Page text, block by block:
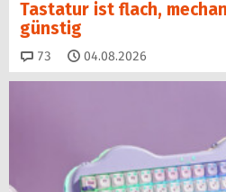
Tastatur ist flach,
günstig
73 Kommentare
04.08.2026